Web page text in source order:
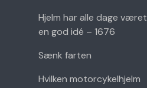
Hjelm har alle dage været
en god idé – 1676
Sænk farten
Hvilken motorcykelhjelm